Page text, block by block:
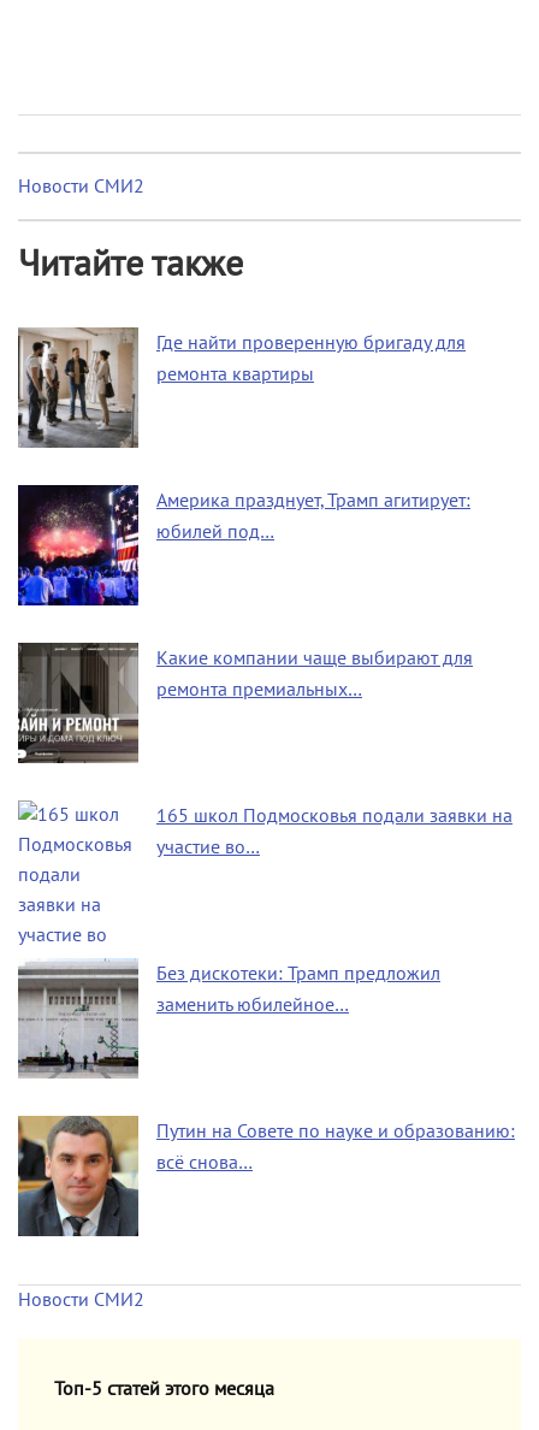
Новости СМИ2
Читайте также
Где найти проверенную бригаду для
ремонта квартиры
Америка празднует, Трамп агитирует:
юбилей под…
Какие компании чаще выбирают для
ремонта премиальных…
165 школ Подмосковья подали заявки на
участие во…
Без дискотеки: Трамп предложил
заменить юбилейное…
Путин на Совете по науке и образованию:
всё снова…
Новости СМИ2
Топ-5 статей этого месяца